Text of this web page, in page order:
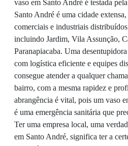
vaso em Santo André é testada
Santo André é uma cidade
comerciais e industriais
incluindo Jardim, Vila Assunção,
Paranapiacaba. Uma
com logística eficiente e equipes
consegue atender a qualquer
bairro, com a mesma rapidez e
abrangência é vital, pois um vaso
é uma emergência sanitária que
Ter uma empresa local, uma
em Santo André, significa ter a